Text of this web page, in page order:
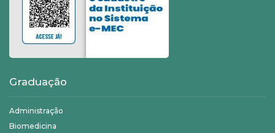
Graduação
Administração
Biomedicina